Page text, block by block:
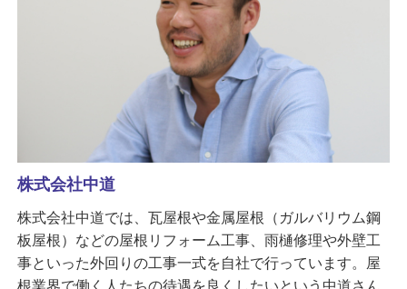
株式会社中道
株式会社中道では、瓦屋根や金属屋根（ガルバリウム鋼
板屋根）などの屋根リフォーム工事、雨樋修理や外壁工
事といった外回りの工事一式を自社で行っています。屋
根業界で働く人たちの待遇を良くしたいという中道さん